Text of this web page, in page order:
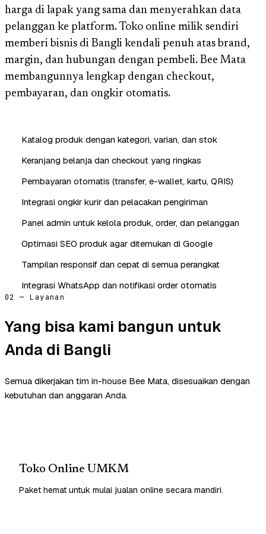
harga di lapak yang sama dan menyerahkan data
pelanggan ke platform. Toko online milik sendiri
memberi bisnis di Bangli kendali penuh atas brand,
margin, dan hubungan dengan pembeli. Bee Mata
membangunnya lengkap dengan checkout,
pembayaran, dan ongkir otomatis.
Katalog produk dengan kategori, varian, dan stok
Keranjang belanja dan checkout yang ringkas
Pembayaran otomatis (transfer, e-wallet, kartu, QRIS)
Integrasi ongkir kurir dan pelacakan pengiriman
Panel admin untuk kelola produk, order, dan pelanggan
Optimasi SEO produk agar ditemukan di Google
Tampilan responsif dan cepat di semua perangkat
Integrasi WhatsApp dan notifikasi order otomatis
02 — Layanan
Yang bisa kami bangun untuk
Anda di Bangli
Semua dikerjakan tim in-house Bee Mata, disesuaikan dengan
kebutuhan dan anggaran Anda.
Toko Online UMKM
Paket hemat untuk mulai jualan online secara mandiri.